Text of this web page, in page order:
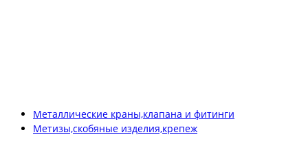
Металлические краны,клапана и фитинги
Метизы,скобяные изделия,крепеж